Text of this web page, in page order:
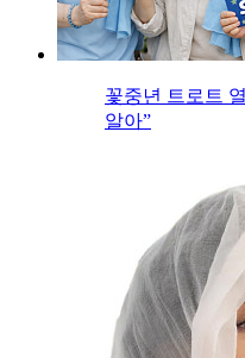
꽃중년 트로트
알아”